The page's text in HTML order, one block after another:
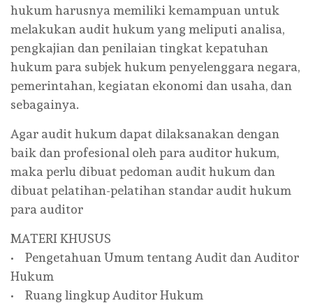
hukum harusnya memiliki kemampuan untuk
melakukan audit hukum yang meliputi analisa,
pengkajian dan penilaian tingkat kepatuhan
hukum para subjek hukum penyelenggara negara,
pemerintahan, kegiatan ekonomi dan usaha, dan
sebagainya.
Agar audit hukum dapat dilaksanakan dengan
baik dan profesional oleh para auditor hukum,
maka perlu dibuat pedoman audit hukum dan
dibuat pelatihan-pelatihan standar audit hukum
para auditor
MATERI KHUSUS
• Pengetahuan Umum tentang Audit dan Auditor
Hukum
• Ruang lingkup Auditor Hukum